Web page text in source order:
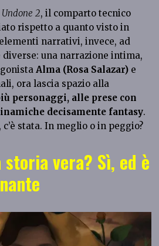
Undone 2, il comparto tecnico
rispetto a quanto visto in
narrativi, invece, ad
una narrazione intima,
Alma (Rosa Salazar) e
ora lascia spazio alla
personaggi, alle prese con
decisamente fantasy.
c’è stata. In meglio o in peggio?
vera? Sì, ed è